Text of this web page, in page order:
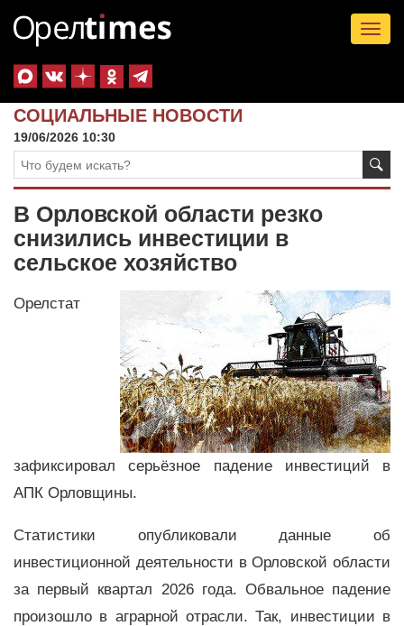
СОЦИАЛЬНЫЕ НОВОСТИ
19/06/2026 10:30
В Орловской области резко
снизились инвестиции в
сельское хозяйство
Орелстат
зафиксировал серьёзное падение инвестиций в
АПК Орловщины.
Статистики опубликовали данные об
инвестиционной деятельности в Орловской области
за первый квартал 2026 года. Обвальное падение
произошло в аграрной отрасли. Так, инвестиции в